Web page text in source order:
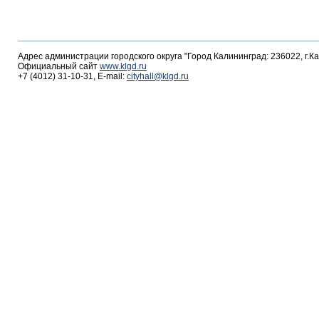
Адрес администрации городского округа "Город Калининград: 236022,
Официальный сайт www.klgd.ru
+7 (4012) 31-10-31, E-mail: cityhall@klgd.ru